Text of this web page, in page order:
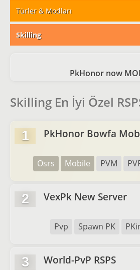
Türler & Modları
Skilling
PkHonor now
Skilling En İyi Özel
1 PkHonor Bowfa
Osrs Mobile PVM
2 VexPk New Server
Pvp Spawn PK
3 World-PvP RSPS